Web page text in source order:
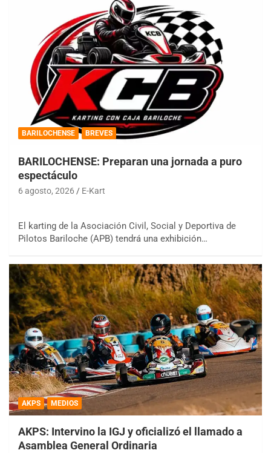
BARILOCHENSE BREVES
BARILOCHENSE: Preparan una jornada a puro
espectáculo
6 agosto, 2026 E-Kart
El karting de la Asociación Civil, Social y Deportiva de
Pilotos Bariloche (APB) tendrá una exhibición…
AKPS MEDIOS
AKPS: Intervino la IGJ y oficializó el llamado a
Asamblea General Ordinaria